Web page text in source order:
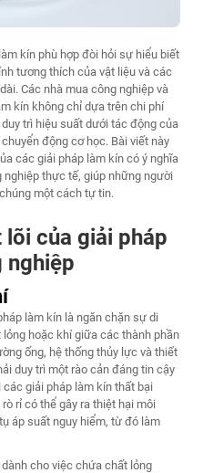
kín phù hợp đòi hỏi sự hiểu biết
tương thích của vật liệu và các
Các nhà mua công nghiệp và
kín không chỉ dựa trên chi phí
trì hiệu suất dưới tác động của
động cơ học. Bài viết này
các giải pháp làm kín có ý nghĩa
nghiệp thực tế, giúp những người
một cách tự tin.
của giải pháp
nghiệp
làm kín là ngăn chặn sự di
hoặc khí giữa các thành phần
ống, hệ thống thủy lực và thiết
duy trì một rào cản đáng tin cậy
giải pháp làm kín thất bại
rỉ có thể gây ra thiệt hại môi
áp suất nguy hiểm, từ đó làm
cho việc chứa chất lỏng